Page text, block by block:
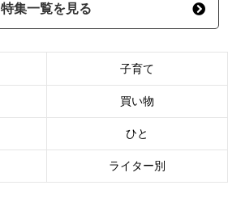
特集一覧を見る
子育て
買い物
ひと
ライター別